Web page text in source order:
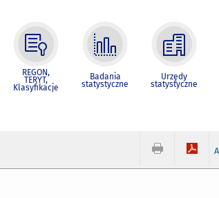
REGON,
TERYT,
Klasyfikacje
Badania
statystyczne
Urzędy
statystyczne
A